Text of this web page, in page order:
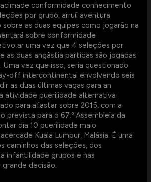
conformidade conhecimento
por grupo, arruíi aventura
sobre as duas equipes como jogarão na
sobre conformidade
ar uma vez que 4 seleções por
as duas angâstia partidas são jogadas
vez que isso, seria questionado
off intercontinental envolvendo seis
as duas últimas vagas para an
atividade puerilidade alternativa
para afastar sobre 2015, com a
prevista para o 67.º Assembleia da
dia 10 puerilidade maio
Kuala Lumpur, Malásia. É uma
caminhos das seleções, dos
infantilidade grupos e nas
decisão.